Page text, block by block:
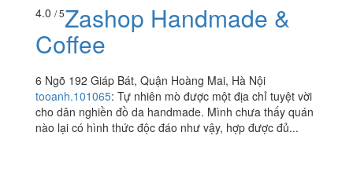
4.0 / 5Zashop Handmade &
Coffee
6 Ngõ 192 Giáp Bát, Quận Hoàng Mai, Hà Nội
tooanh.101065: Tự nhiên mò được một địa chỉ tuyệt vời
cho dân nghiền đồ da handmade. Mình chưa thấy quán
nào lại có hình thức độc đáo như vậy, hợp được đủ...